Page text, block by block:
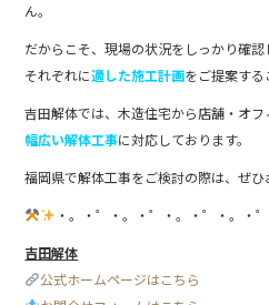
ん。
だからこそ、現場の状況をしっかり確認
それぞれに適した施工計画をご提案する
吉田解体では、木造住宅から店舗・オフ
幅広い解体工事に対応しております。
福岡県で解体工事をご検討の際は、ぜ
・。・゜・。・゜・。・゜・。・゜
吉田解体
公式ホームページはこちら